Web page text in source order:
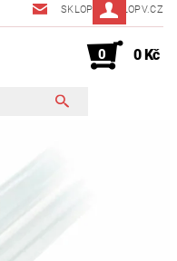
SKLOPV@SKLOPV.CZ
0 0 Kč